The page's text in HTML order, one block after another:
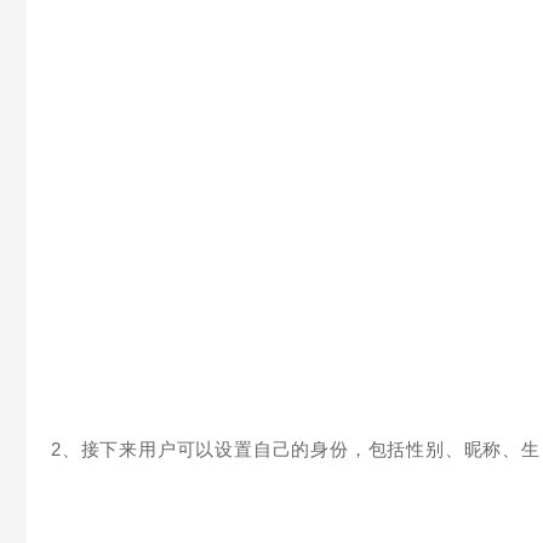
2、接下来用户可以设置自己的身份，包括性别、昵称、生